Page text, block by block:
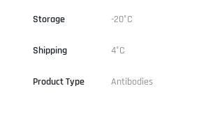
Storage -20°C
Shipping 4°C
Product Type Antibodies